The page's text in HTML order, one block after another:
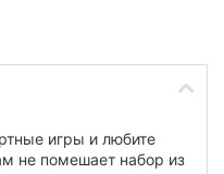
игры и любите
не помешает набор из